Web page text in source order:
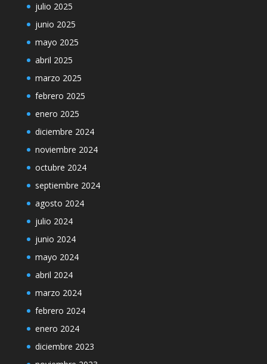
julio 2025
junio 2025
mayo 2025
abril 2025
marzo 2025
febrero 2025
enero 2025
diciembre 2024
noviembre 2024
octubre 2024
septiembre 2024
agosto 2024
julio 2024
junio 2024
mayo 2024
abril 2024
marzo 2024
febrero 2024
enero 2024
diciembre 2023